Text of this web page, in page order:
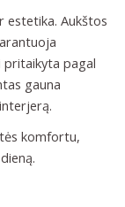
estetika. Aukštos
pritaikyta pagal
gauna
komfortu,